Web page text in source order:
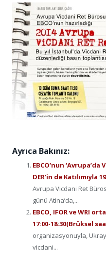
Ayrıca Bakınız:
EBCO’nun ‘Avrupa’da
DER’in de Katılımıyla
Avrupa Vicdani Ret
günü Atina’da,...
EBCO, IFOR ve WRI
17:00-18:30(Brüksel
organizasyonuyla,
vicdani...